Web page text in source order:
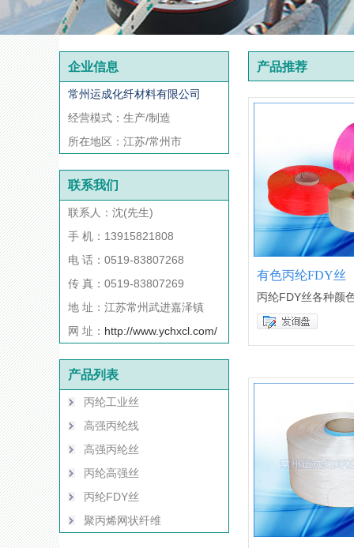
企业信息
常州运成化纤材料有限公司
经营模式：生产/制造
所在地区：江苏/常州市
联系我们
联系人：沈(先生)
手 机：13915821808
电 话：0519-83807268
传 真：0519-83807269
地 址：江苏常州武进嘉泽镇
网 址： http://www.ychxcl.com/
产品列表
丙纶工业丝
高强丙纶线
高强丙纶丝
丙纶高强丝
丙纶FDY丝
聚丙烯网状纤维
产品推荐
有色丙纶FDY丝
丙纶FDY丝各种颜